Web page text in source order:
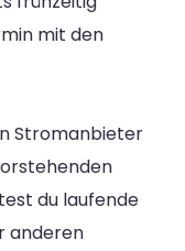
mit den
Stromanbieter
du laufende
anderen